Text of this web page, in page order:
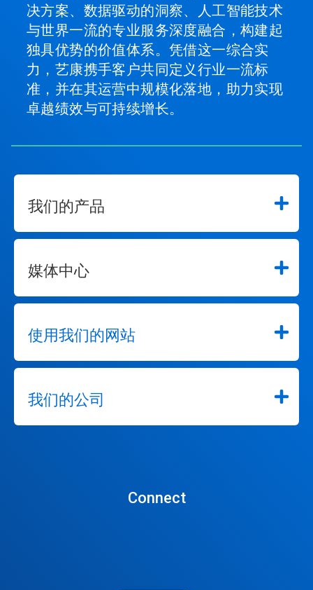
决方案、数据驱动的洞察、人工智能技术
与世界一流的专业服务深度融合，构建起
独具优势的价值体系。凭借这一综合实
力，艺康携手客户共同定义行业一流标
准，并在其运营中规模化落地，助力实现
卓越绩效与可持续增长。
我们的产品
媒体中心
使用我们的网站
我们的公司
Connect